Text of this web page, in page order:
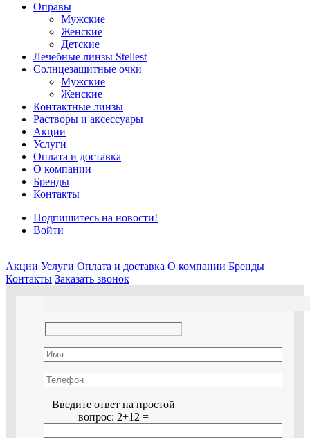
Оправы
Мужские
Женские
Детские
Лечебные линзы Stellest
Солнцезащитные очки
Мужские
Женские
Контактные линзы
Растворы и аксессуары
Акции
Услуги
Оплата и доставка
О компании
Бренды
Контакты
Подпишитесь на новости!
Войти
Акции Услуги Оплата и доставка О компании Бренды
Контакты Заказать звонок
Введите ответ на простой
вопрос: 2+12 =